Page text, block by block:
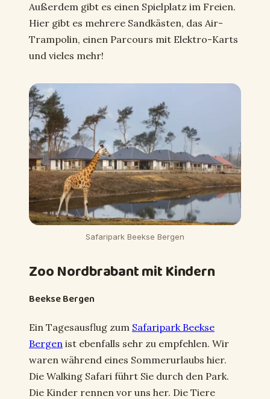
Außerdem gibt es einen Spielplatz im Freien.
Hier gibt es mehrere Sandkästen, das Air-
Trampolin, einen Parcours mit Elektro-Karts
und vieles mehr!
Safaripark Beekse Bergen
Zoo Nordbrabant mit Kindern
Beekse Bergen
Ein Tagesausflug zum Safaripark Beekse
Bergen ist ebenfalls sehr zu empfehlen. Wir
waren während eines Sommerurlaubs hier.
Die Walking Safari führt Sie durch den Park.
Die Kinder rennen vor uns her. Die Tiere